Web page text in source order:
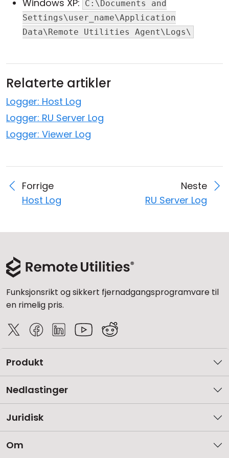
Windows XP:
C:\Documents and
Settings\user_name\Application
Data\Remote Utilities Agent\Logs\
Relaterte artikler
Logger: Host Log
Logger: RU Server Log
Logger: Viewer Log
Forrige
Host Log
Neste
RU Server Log
Funksjonsrikt og sikkert fjernadgangsprogramvare til
en rimelig pris.
Produkt
Nedlastinger
Juridisk
Om
Sky- og lokal installasjon